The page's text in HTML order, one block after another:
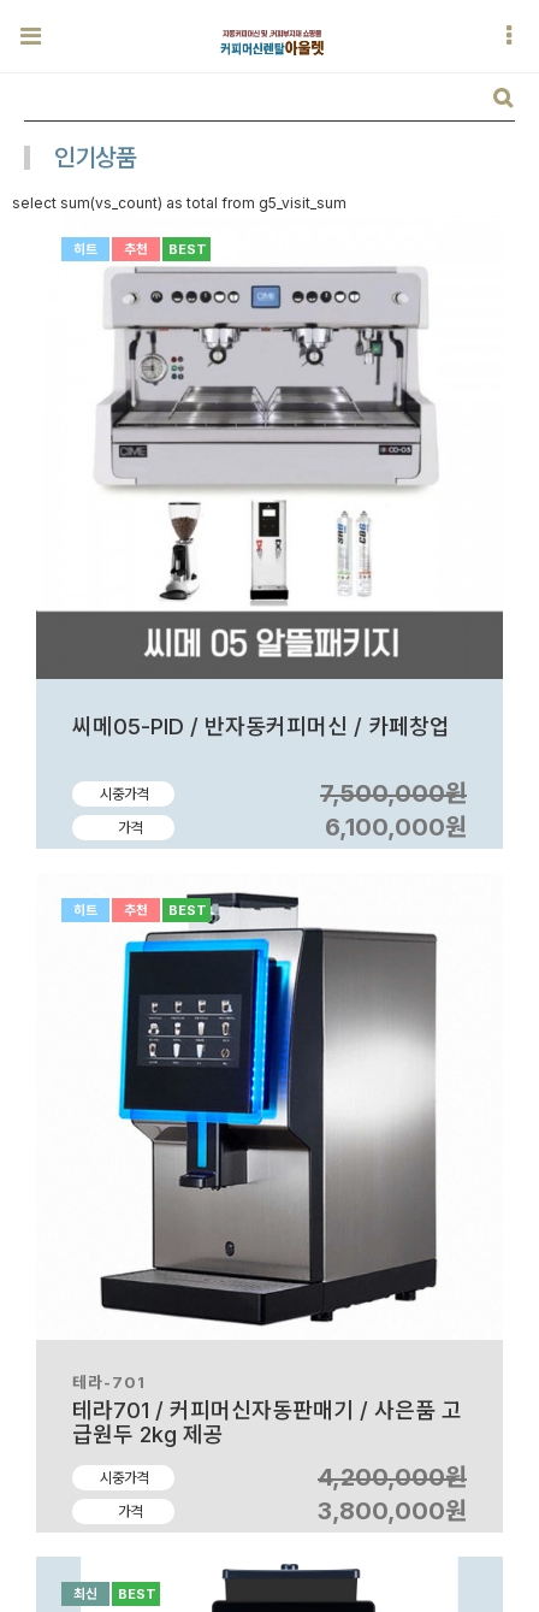
인기상품
select sum(vs_count) as total from g5_visit_sum
씨메05-PID / 반자동커피머신 / 카페창업
시중가격 7,500,000원
가격 6,100,000원
히트 추천 BEST
테라-701
테라701 / 커피머신자동판매기 / 사은품 고
급원두 2kg 제공
시중가격 4,200,000원
가격 3,800,000원
히트 추천 BEST
최신 BEST